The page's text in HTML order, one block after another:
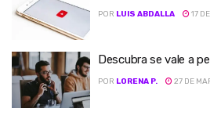
POR LUIS ABDALLA 17
Descubra se vale a
POR LORENA P. 27 DE